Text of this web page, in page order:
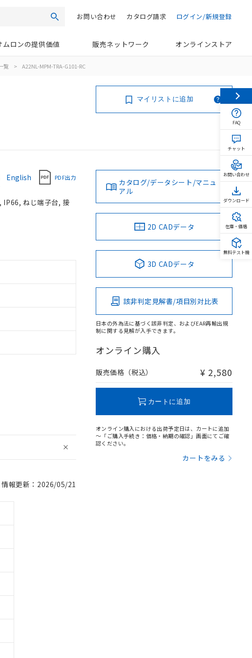
検索 ログイン/新規登録
カタログ請求
お問い合わせ
ムロンの提供価値 販売ネットワーク オンラインストア
覧 > A22NL-MPM-TRA-G101-RC
マイリストに追加
English PDF出力
IP66, ねじ端子台, 接
情報更新：2026/05/21
カタログ/データシート/マニュ
アル
2D CADデータ
3D CADデータ
該非判定見解書/項目別対比表
日本の外為法に基づく該非判定、およびEAR再輸出規
制に関する見解が入手できます。
オンライン購入
販売価格（税込） ¥ 2,580
カートに追加
オンライン購入における出荷予定日は、カートに追加
～「ご購入手続き：価格・納期の確認」画面にてご確
認ください。
カートをみる
FAQ
チャット
お問い合わせ
ダウンロード
在庫・価格
無料テスト機